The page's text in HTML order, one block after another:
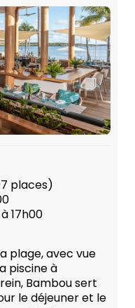
places)
17h00
plage, avec vue
piscine à
Bambou sert
le déjeuner et le